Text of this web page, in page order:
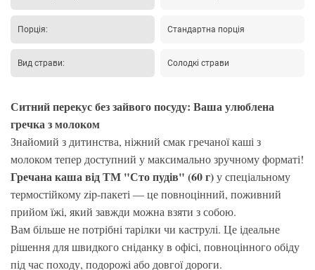
Порція: Стандартна порція
Вид страви: Солодкі страви
Ситний перекус без зайвого посуду: Ваша улюблена
гречка з молоком
Знайомий з дитинства, ніжний смак гречаної каші з
молоком тепер доступний у максимально зручному форматі!
Гречана каша від ТМ "Сто пудів" (60 г)у спеціальному
термостійкому zip-пакеті — це повноцінний, поживний
прийом їжі, який завжди можна взяти з собою.
Вам більше не потрібні тарілки чи каструлі. Це ідеальне
рішення для швидкого сніданку в офісі, повноцінного обіду
під час походу, подорожі або довгої дороги.